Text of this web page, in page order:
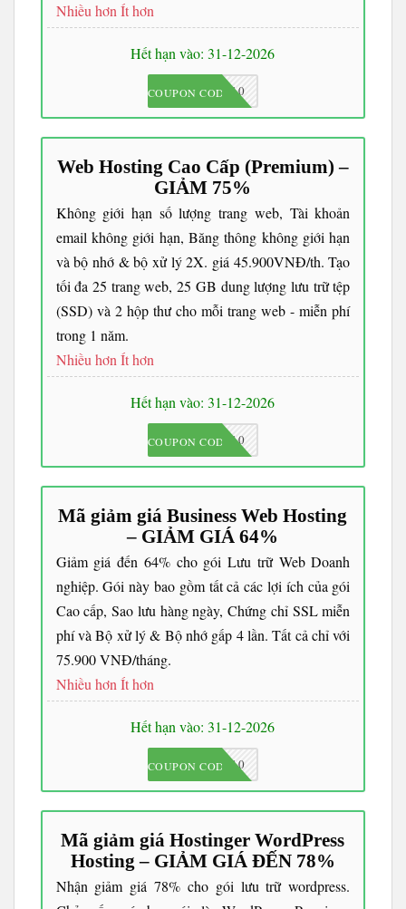
Nhiều hơn Ít hơn
Hết hạn vào: 31-12-2026
JKC10
COUPON CODE
Web Hosting Cao Cấp (Premium) –
GIẢM 75%
Không giới hạn số lượng trang web, Tài khoản
email không giới hạn, Băng thông không giới hạn
và bộ nhớ & bộ xử lý 2X. giá 45.900VNĐ/th. Tạo
tối đa 25 trang web, 25 GB dung lượng lưu trữ tệp
(SSD) và 2 hộp thư cho mỗi trang web - miễn phí
trong 1 năm.
Nhiều hơn Ít hơn
Hết hạn vào: 31-12-2026
JKC10
COUPON CODE
Mã giảm giá Business Web Hosting
– GIẢM GIÁ 64%
Giảm giá đến 64% cho gói Lưu trữ Web Doanh
nghiệp. Gói này bao gồm tất cả các lợi ích của gói
Cao cấp, Sao lưu hàng ngày, Chứng chỉ SSL miễn
phí và Bộ xử lý & Bộ nhớ gấp 4 lần. Tất cả chỉ với
75.900 VNĐ/tháng.
Nhiều hơn Ít hơn
Hết hạn vào: 31-12-2026
JKC10
COUPON CODE
Mã giảm giá Hostinger WordPress
Hosting – GIẢM GIÁ ĐẾN 78%
Nhận giảm giá 78% cho gói lưu trữ wordpress.